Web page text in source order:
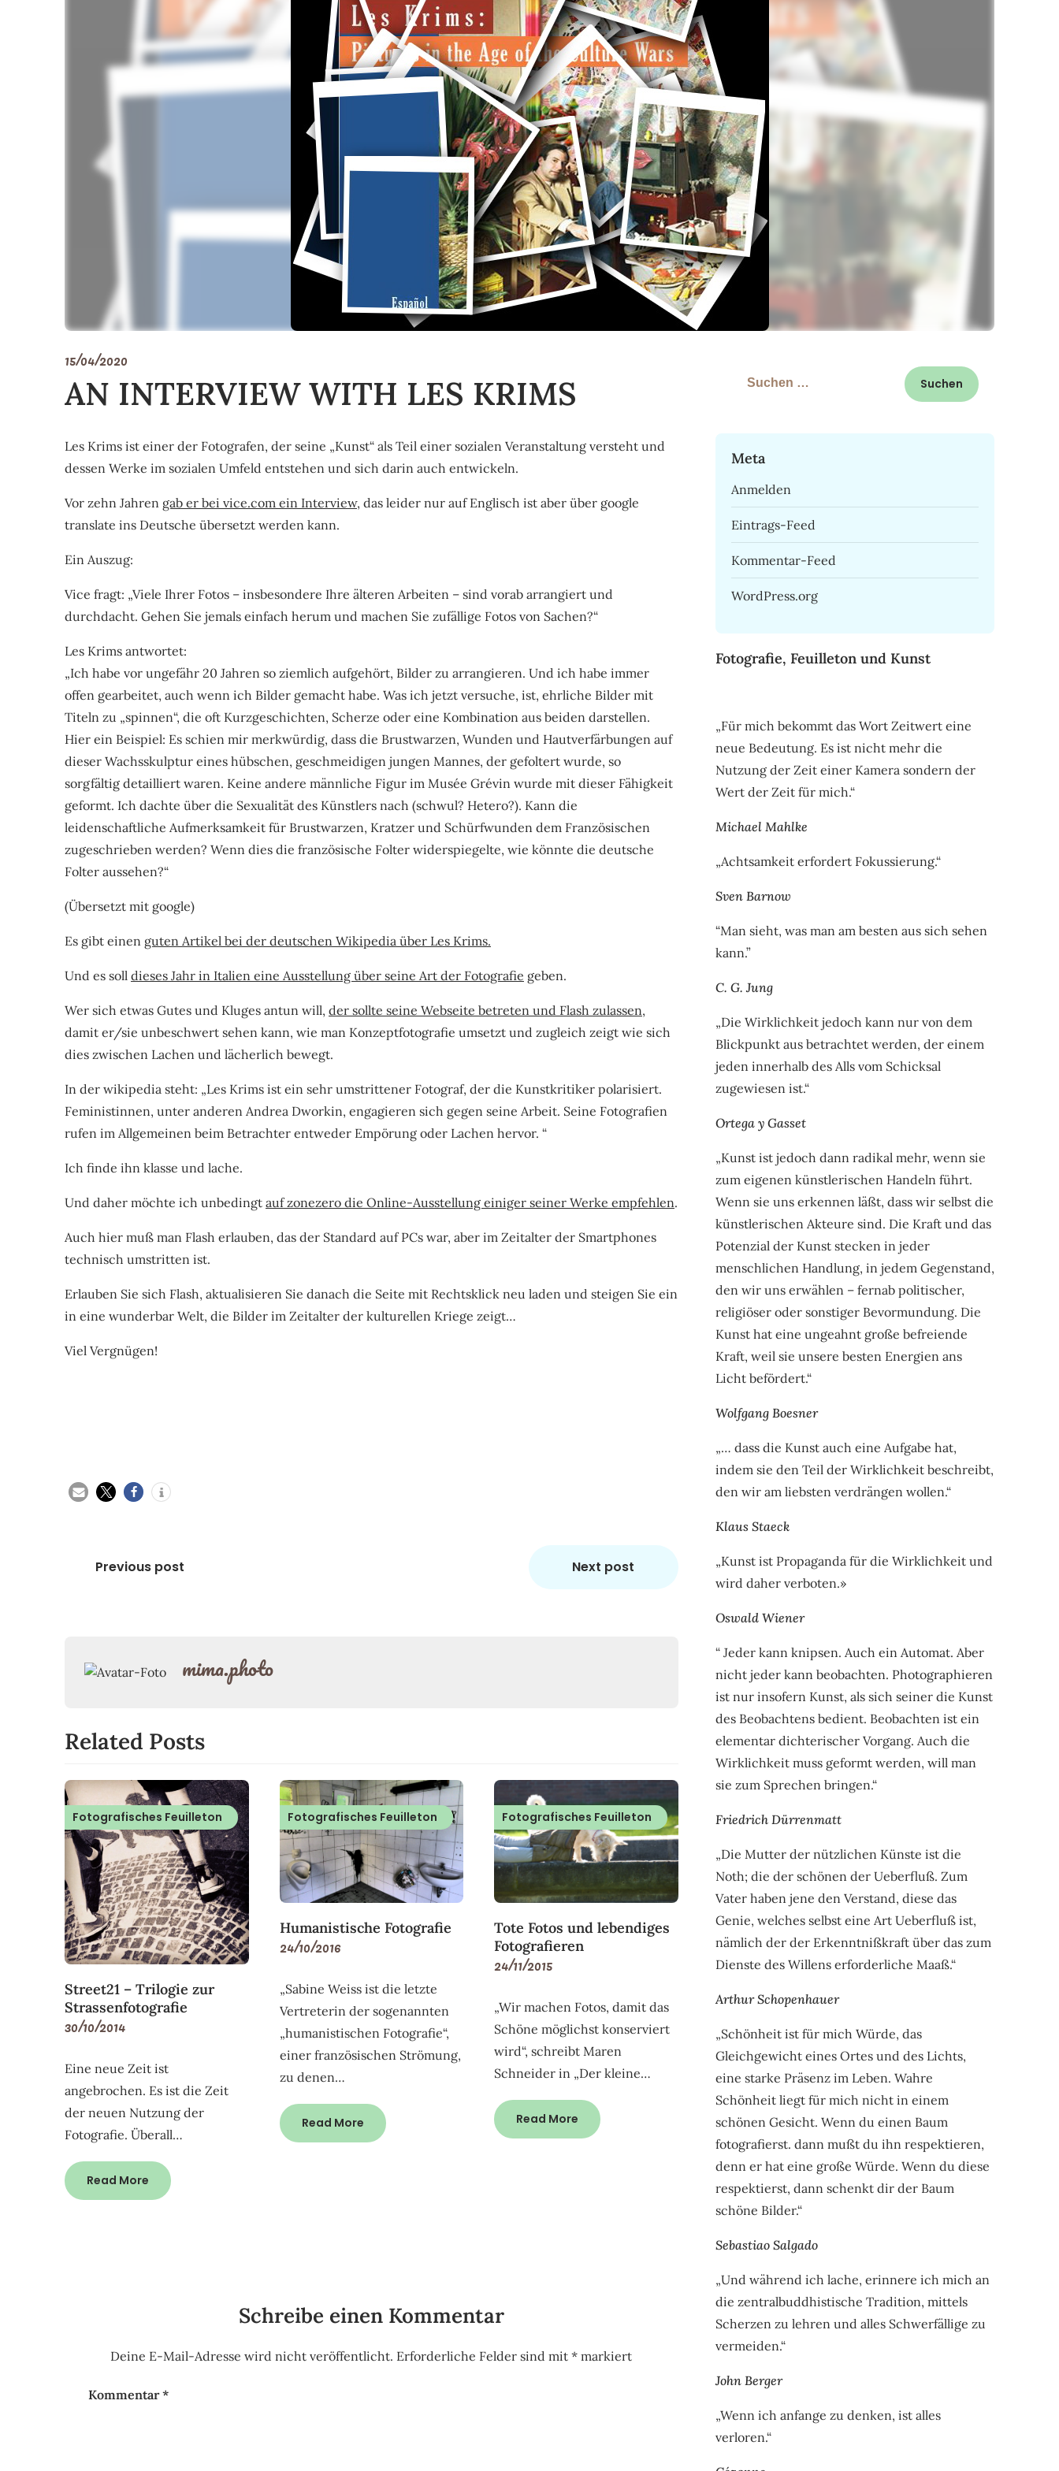
15/04/2020
AN INTERVIEW WITH LES KRIMS
Les Krims ist einer der Fotografen, der seine „Kunst“ als Teil einer sozialen Veranstaltung versteht und
dessen Werke im sozialen Umfeld entstehen und sich darin auch entwickeln.
Vor zehn Jahren gab er bei vice.com ein Interview, das leider nur auf Englisch ist aber über google
translate ins Deutsche übersetzt werden kann.
Ein Auszug:
Vice fragt: „Viele Ihrer Fotos – insbesondere Ihre älteren Arbeiten – sind vorab arrangiert und
durchdacht. Gehen Sie jemals einfach herum und machen Sie zufällige Fotos von Sachen?“
Les Krims antwortet:
„Ich habe vor ungefähr 20 Jahren so ziemlich aufgehört, Bilder zu arrangieren. Und ich habe immer
offen gearbeitet, auch wenn ich Bilder gemacht habe. Was ich jetzt versuche, ist, ehrliche Bilder mit
Titeln zu „spinnen“, die oft Kurzgeschichten, Scherze oder eine Kombination aus beiden darstellen.
Hier ein Beispiel: Es schien mir merkwürdig, dass die Brustwarzen, Wunden und Hautverfärbungen auf
dieser Wachsskulptur eines hübschen, geschmeidigen jungen Mannes, der gefoltert wurde, so
sorgfältig detailliert waren. Keine andere männliche Figur im Musée Grévin wurde mit dieser Fähigkeit
geformt. Ich dachte über die Sexualität des Künstlers nach (schwul? Hetero?). Kann die
leidenschaftliche Aufmerksamkeit für Brustwarzen, Kratzer und Schürfwunden dem Französischen
zugeschrieben werden? Wenn dies die französische Folter widerspiegelte, wie könnte die deutsche
Folter aussehen?“
(Übersetzt mit google)
Es gibt einen guten Artikel bei der deutschen Wikipedia über Les Krims.
Und es soll dieses Jahr in Italien eine Ausstellung über seine Art der Fotografie geben.
Wer sich etwas Gutes und Kluges antun will, der sollte seine Webseite betreten und Flash zulassen,
damit er/sie unbeschwert sehen kann, wie man Konzeptfotografie umsetzt und zugleich zeigt wie sich
dies zwischen Lachen und lächerlich bewegt.
In der wikipedia steht: „Les Krims ist ein sehr umstrittener Fotograf, der die Kunstkritiker polarisiert.
Feministinnen, unter anderen Andrea Dworkin, engagieren sich gegen seine Arbeit. Seine Fotografien
rufen im Allgemeinen beim Betrachter entweder Empörung oder Lachen hervor. “
Ich finde ihn klasse und lache.
Und daher möchte ich unbedingt auf zonezero die Online-Ausstellung einiger seiner Werke empfehlen.
Auch hier muß man Flash erlauben, das der Standard auf PCs war, aber im Zeitalter der Smartphones
technisch umstritten ist.
Erlauben Sie sich Flash, aktualisieren Sie danach die Seite mit Rechtsklick neu laden und steigen Sie ein
in eine wunderbar Welt, die Bilder im Zeitalter der kulturellen Kriege zeigt…
Viel Vergnügen!
Beitragsnavigation
Previous post Next post
mima.photo
Related Posts
Fotografisches Feuilleton
Street21 – Trilogie zur
Strassenfotografie
30/10/2014
Eine neue Zeit ist
angebrochen. Es ist die Zeit
der neuen Nutzung der
Fotografie. Überall…
Read More
Fotografisches Feuilleton
Humanistische Fotografie
24/10/2016
„Sabine Weiss ist die letzte
Vertreterin der sogenannten
„humanistischen Fotografie“,
einer französischen Strömung,
zu denen…
Read More
Fotografisches Feuilleton
Tote Fotos und lebendiges
Fotografieren
24/11/2015
„Wir machen Fotos, damit das
Schöne möglichst konserviert
wird“, schreibt Maren
Schneider in „Der kleine…
Read More
Schreibe einen Kommentar
Deine E-Mail-Adresse wird nicht veröffentlicht. Erforderliche Felder sind mit* markiert
Kommentar*
Suchen
Meta
Anmelden
Eintrags-Feed
Kommentar-Feed
WordPress.org
Fotografie, Feuilleton und Kunst
„Für mich bekommt das Wort Zeitwert eine
neue Bedeutung. Es ist nicht mehr die
Nutzung der Zeit einer Kamera sondern der
Wert der Zeit für mich.“
Michael Mahlke
„Achtsamkeit erfordert Fokussierung.“
Sven Barnow
“Man sieht, was man am besten aus sich sehen
kann.”
C. G. Jung
„Die Wirklichkeit jedoch kann nur von dem
Blickpunkt aus betrachtet werden, der einem
jeden innerhalb des Alls vom Schicksal
zugewiesen ist.“
Ortega y Gasset
„Kunst ist jedoch dann radikal mehr, wenn sie
zum eigenen künstlerischen Handeln führt.
Wenn sie uns erkennen läßt, dass wir selbst die
künstlerischen Akteure sind. Die Kraft und das
Potenzial der Kunst stecken in jeder
menschlichen Handlung, in jedem Gegenstand,
den wir uns erwählen – fernab politischer,
religiöser oder sonstiger Bevormundung. Die
Kunst hat eine ungeahnt große befreiende
Kraft, weil sie unsere besten Energien ans
Licht befördert.“
Wolfgang Boesner
„… dass die Kunst auch eine Aufgabe hat,
indem sie den Teil der Wirklichkeit beschreibt,
den wir am liebsten verdrängen wollen.“
Klaus Staeck
„Kunst ist Propaganda für die Wirklichkeit und
wird daher verboten.»
Oswald Wiener
“ Jeder kann knipsen. Auch ein Automat. Aber
nicht jeder kann beobachten. Photographieren
ist nur insofern Kunst, als sich seiner die Kunst
des Beobachtens bedient. Beobachten ist ein
elementar dichterischer Vorgang. Auch die
Wirklichkeit muss geformt werden, will man
sie zum Sprechen bringen.“
Friedrich Dürrenmatt
„Die Mutter der nützlichen Künste ist die
Noth; die der schönen der Ueberfluß. Zum
Vater haben jene den Verstand, diese das
Genie, welches selbst eine Art Ueberfluß ist,
nämlich der der Erkenntnißkraft über das zum
Dienste des Willens erforderliche Maaß.“
Arthur Schopenhauer
„Schönheit ist für mich Würde, das
Gleichgewicht eines Ortes und des Lichts,
eine starke Präsenz im Leben. Wahre
Schönheit liegt für mich nicht in einem
schönen Gesicht. Wenn du einen Baum
fotografierst. dann mußt du ihn respektieren,
denn er hat eine große Würde. Wenn du diese
respektierst, dann schenkt dir der Baum
schöne Bilder.“
Sebastiao Salgado
„Und während ich lache, erinnere ich mich an
die zentralbuddhistische Tradition, mittels
Scherzen zu lehren und alles Schwerfällige zu
vermeiden.“
John Berger
„Wenn ich anfange zu denken, ist alles
verloren.“